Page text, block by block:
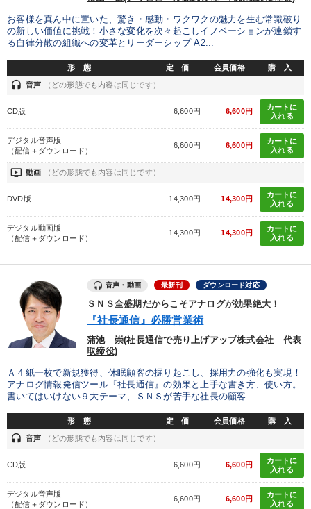
お客様を真ん中に置いた、驚き・感動・ワクワクの魅力を生む常識破り
の新しい価値に挑戦！小さな変化を次々起こしイノベーションが連鎖す
る自律分散の組織への変革とリーダーシップ A2...
形 態 定 価 会員価格 購 入
headset 音声 （どの形態でも内容は同じです）
CD版 6,600円 6,600円
カートに
入れる
デジタル音声版
（配信＋ダウンロード）
6,600円 6,600円
カートに
入れる
ondemand_video 動画 （どの形態でも内容は同じです）
DVD版 14,300円 14,300円
カートに
入れる
デジタル動画版
（配信＋ダウンロード）
14,300円 14,300円
カートに
入れる
音声・動画 最新刊 ダウンロード対応
ＳＮＳ全盛期だからこそアナログが効果絶大！
『社長通信』必勝営業術
蒲池 崇(社長通信で売り上げアップ株式会社 代表
取締役)
Ａ４紙一枚で新規獲得、休眠顧客の掘り起こし、採用力の強化も実現！
アナログ情報発信ツール『社長通信』の効果と上手な書き方、使い方。
書いてはいけない９大テーマ、ＳＮＳが苦手な社長の顧客...
形 態 定 価 会員価格 購 入
headset 音声 （どの形態でも内容は同じです）
CD版 6,600円 6,600円
カートに
入れる
デジタル音声版
（配信＋ダウンロード）
6,600円 6,600円
カートに
入れる